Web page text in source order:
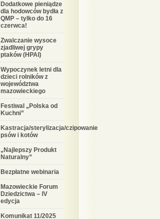
Dodatkowe pieniądze
dla hodowców bydła z
QMP – tylko do 16
czerwca!
Zwalczanie wysoce
zjadliwej grypy
ptaków (HPAI)
Wypoczynek letni dla
dzieci rolników z
województwa
mazowieckiego
Festiwal „Polska od
Kuchni”
Kastracja/sterylizacja/czipowanie
psów i kotów
„Najlepszy Produkt
Naturalny”
Bezpłatne webinaria
Mazowieckie Forum
Dziedzictwa – IV
edycja
Komunikat 11/2025